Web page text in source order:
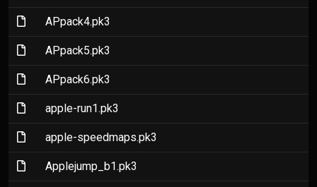
(File)APpack4.pk3
(File)APpack5.pk3
(File)APpack6.pk3
(File)apple-run1.pk3
(File)apple-speedmaps.pk3
(File)Applejump_b1.pk3